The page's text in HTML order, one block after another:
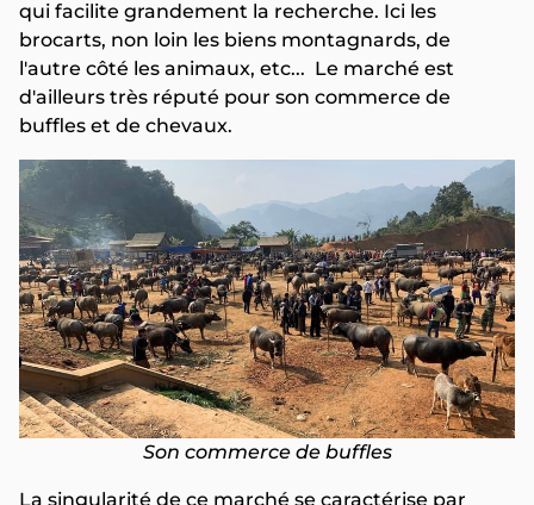
qui facilite grandement la recherche. Ici les
brocarts, non loin les biens montagnards, de
l'autre côté les animaux, etc... Le marché est
d'ailleurs très réputé pour son commerce de
buffles et de chevaux.
Son commerce de buffles
La singularité de ce marché se caractérise par